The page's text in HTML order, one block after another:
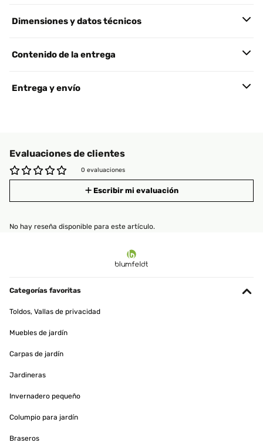
Dimensiones y datos técnicos
Contenido de la entrega
Entrega y envío
Evaluaciones de clientes
0 evaluaciones
Escribir mi evaluación
No hay reseña disponible para este artículo.
Categorías favoritas
Toldos, Vallas de privacidad
Muebles de jardín
Carpas de jardín
Jardineras
Invernadero pequeño
Columpio para jardín
Braseros